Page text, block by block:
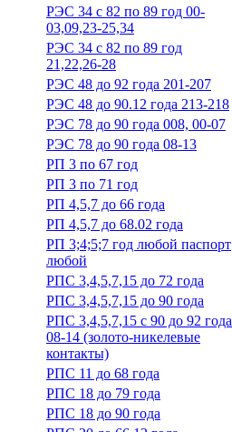
РЭС 34 с 82 по 89 год 00-
03,09,23-25,34
РЭС 34 с 82 по 89 год
21,22,26-28
РЭС 48 до 92 года 201-207
РЭС 48 до 90.12 года 213-218
РЭС 78 до 90 года 008, 00-07
РЭС 78 до 90 года 08-13
РП 3 по 67 год
РП 3 по 71 год
РП 4,5,7 до 66 года
РП 4,5,7 до 68.02 года
РП 3;4;5;7 год любой паспорт
любой
РПС 3,4,5,7,15 до 72 года
РПС 3,4,5,7,15 до 90 года
РПС 3,4,5,7,15 с 90 до 92 года
08-14 (золото-никелевые
контакты)
РПС 11 до 68 года
РПС 18 до 79 года
РПС 18 до 90 года